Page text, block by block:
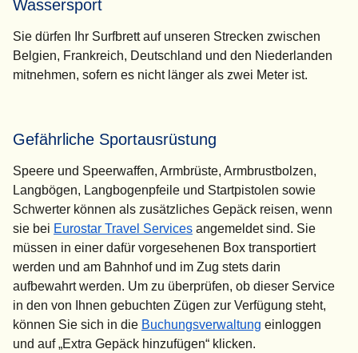
Wassersport
Sie dürfen Ihr Surfbrett auf unseren Strecken zwischen
Belgien, Frankreich, Deutschland und den Niederlanden
mitnehmen, sofern es nicht länger als zwei Meter ist.
Gefährliche Sportausrüstung
Speere und Speerwaffen, Armbrüste, Armbrustbolzen,
Langbögen, Langbogenpfeile und Startpistolen sowie
Schwerter können als zusätzliches Gepäck reisen, wenn
sie bei Eurostar Travel Services angemeldet sind. Sie
müssen in einer dafür vorgesehenen Box transportiert
werden und am Bahnhof und im Zug stets darin
aufbewahrt werden. Um zu überprüfen, ob dieser Service
in den von Ihnen gebuchten Zügen zur Verfügung steht,
können Sie sich in die Buchungsverwaltung einloggen
und auf „Extra Gepäck hinzufügen“ klicken.